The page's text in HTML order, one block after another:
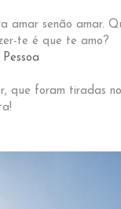
amar senão amar.
te é que te amo?
Pessoa
foram tiradas